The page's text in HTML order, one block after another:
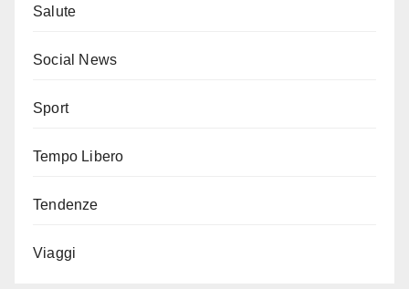
Salute
Social News
Sport
Tempo Libero
Tendenze
Viaggi